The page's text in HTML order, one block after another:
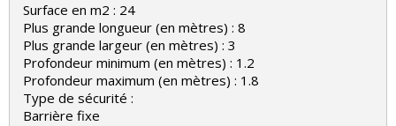
Surface en m2 : 24
Plus grande longueur (en mètres) : 8
Plus grande largeur (en mètres) : 3
Profondeur minimum (en mètres) : 1.2
Profondeur maximum (en mètres) : 1.8
Type de sécurité :
Barrière fixe